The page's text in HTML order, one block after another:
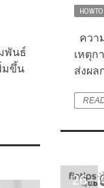
HOWTO
ควา
เหตุก
ส่งผล
พันธ์
มขึ้น
26